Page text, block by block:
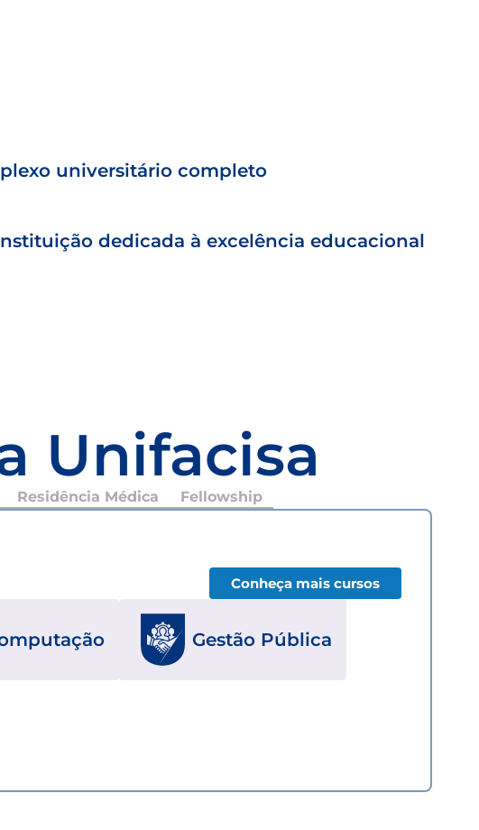
universitário completo
dedicada à excelência educacional
Unifacisa
Residência Médica Fellowship
Conheça mais cursos
Gestão Pública